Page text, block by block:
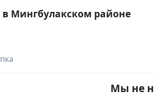
Мингбулакском районе
Мы не